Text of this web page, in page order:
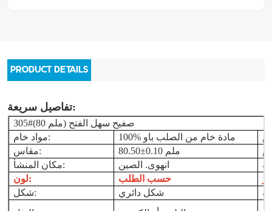
PRODUCT DETAILS
تفاصيل سريعة:
305#(80 ملم) صفيح سهل الفتح
مواد خام:
100% مادة خام من الصلب باو
مقاس:
80.50±0.10 ملم
مكان المنشأ:
انهوى. الصين
لون:
حسب الطلب
شكل:
شكل دائري